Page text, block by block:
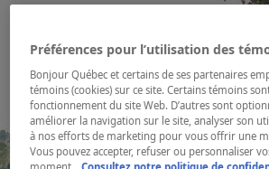
Préférences pour l’utilisation des
Bonjour Québec et certains de ses partenaires
témoins (cookies) sur ce site. Certains témoins
fonctionnement du site Web. D’autres sont
améliorer la navigation sur le site, analyser son
à nos efforts de marketing pour vous offrir une
Vous pouvez accepter, refuser ou personnaliser